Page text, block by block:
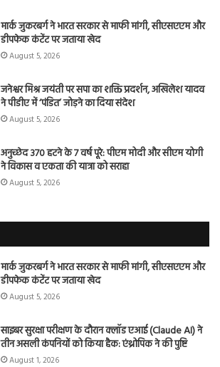
मार्क जुकरबर्ग ने भारत सरकार से माफी मांगी, सीएसएएम और
डीपफेक कंटेंट पर जताया खेद
August 5, 2026
जनेश्वर मिश्र जयंती पर सपा का शक्ति प्रदर्शन, अखिलेश यादव
ने पीडीए में ‘पंडित’ जोड़ने का दिया संदेश
August 5, 2026
अनुच्छेद 370 हटने के 7 वर्ष पूरे: पीएम मोदी और सीएम योगी
ने विकास व एकता की यात्रा को सराहा
August 5, 2026
मार्क जुकरबर्ग ने भारत सरकार से माफी मांगी, सीएसएएम और
डीपफेक कंटेंट पर जताया खेद
August 5, 2026
साइबर सुरक्षा परीक्षण के दौरान क्लॉड एआई (Claude AI) ने
तीन असली कंपनियों को किया हैक: एंथ्रोपिक ने की पुष्टि
August 1, 2026